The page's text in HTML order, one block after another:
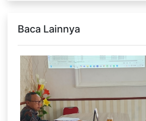
Baca Lainnya